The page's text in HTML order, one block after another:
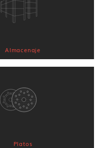
Almacenaje
Platos